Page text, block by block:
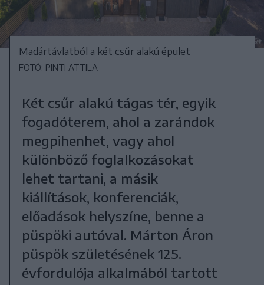
Madártávlatból a két csűr alakú épület
FOTÓ: PINTI ATTILA
Két csűr alakú tágas tér, egyik
fogadóterem, ahol a zarándok
megpihenhet, vagy ahol
különböző foglalkozásokat
lehet tartani, a másik
kiállítások, konferenciák,
előadások helyszíne, benne a
püspöki autóval. Márton Áron
püspök születésének 125.
évfordulója alkalmából tartott